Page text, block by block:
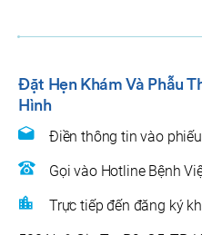
Đặt Hẹn Khám Và Phẫu
Hình
Điền thông tin vào
Gọi vào Hotline Bệnh
Trực tiếp đến đăng ký